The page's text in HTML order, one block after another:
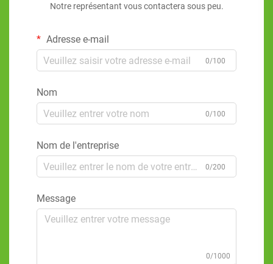
Notre représentant vous contactera sous peu.
Adresse e-mail
0/100
Nom
0/100
Nom de l'entreprise
0/200
Message
0/1000